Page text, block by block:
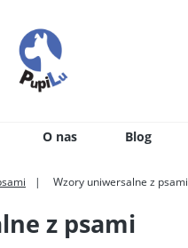
O nas Blog
Wzory uniwersalne z psami
z psami